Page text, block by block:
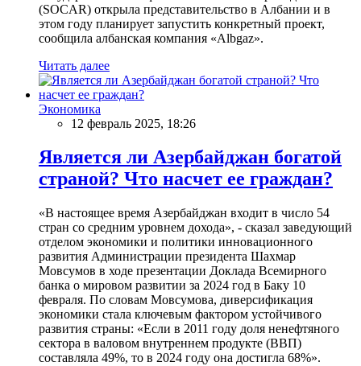
(SOCAR) открыла представительство в Албании и в
этом году планирует запустить конкретный проект,
сообщила албанская компания «Albgaz».
Читать далее
Экономика
12 февраль 2025, 18:26
Является ли Азербайджан богатой
страной? Что насчет ее граждан?
«В настоящее время Азербайджан входит в число 54
стран со средним уровнем дохода», - сказал заведующий
отделом экономики и политики инновационного
развития Администрации президента Шахмар
Мовсумов в ходе презентации Доклада Всемирного
банка о мировом развитии за 2024 год в Баку 10
февраля. По словам Мовсумова, диверсификация
экономики стала ключевым фактором устойчивого
развития страны: «Если в 2011 году доля ненефтяного
сектора в валовом внутреннем продукте (ВВП)
составляла 49%, то в 2024 году она достигла 68%».